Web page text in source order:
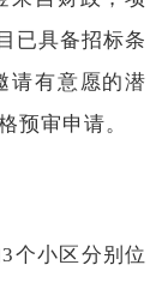
已具备招标条
请有意愿的潜
预审申请。
个小区分别位